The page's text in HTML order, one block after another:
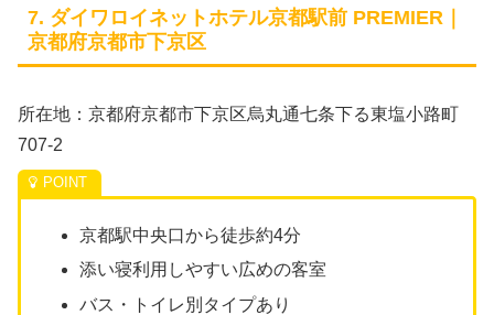
7. ダイワロイネットホテル京都駅前 PREMIER｜
京都府京都市下京区
所在地：京都府京都市下京区烏丸通七条下る東塩小路町
707-2
京都駅中央口から徒歩約4分
添い寝利用しやすい広めの客室
バス・トイレ別タイプあり